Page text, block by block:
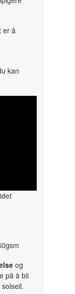
er å
kan
og
på å bli